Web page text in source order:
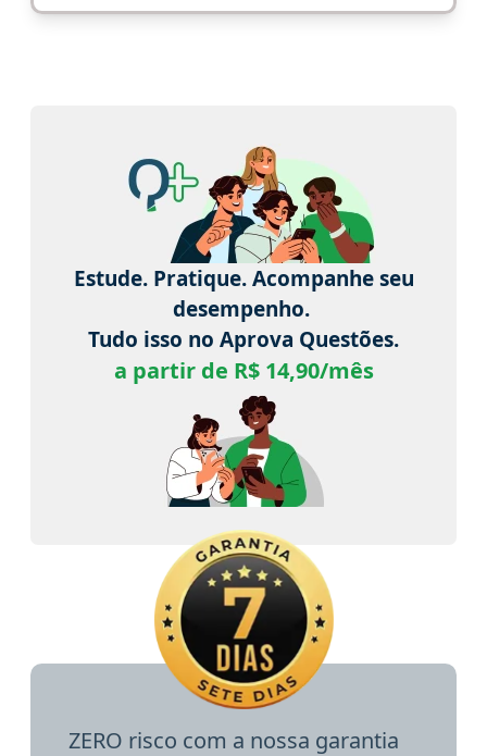
Estude. Pratique. Acompanhe seu
desempenho.
Tudo isso no Aprova Questões.
a partir de R$ 14,90/mês
ZERO risco com a nossa garantia